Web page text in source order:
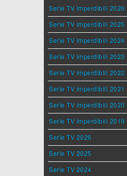
Serie TV imperdibili 2026
Serie TV imperdibili 2025
Serie TV imperdibili 2024
Serie TV imperdibili 2023
Serie TV imperdibili 2022
Serie TV imperdibili 2021
Serie TV imperdibili 2020
Serie TV imperdibili 2019
Serie TV 2026
Serie TV 2025
Serie TV 2024